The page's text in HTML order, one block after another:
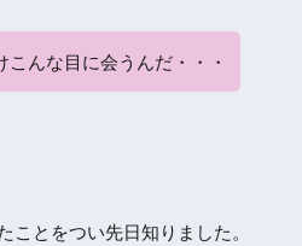
こんな目に会うんだ・・・
ことをつい先日知りました。